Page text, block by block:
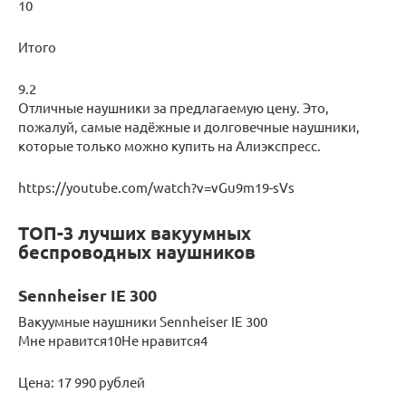
10
Итого
9.2
Отличные наушники за предлагаемую цену. Это,
пожалуй, самые надёжные и долговечные наушники,
которые только можно купить на Алиэкспресс.
https://youtube.com/watch?v=vGu9m19-sVs
ТОП-3 лучших вакуумных
беспроводных наушников
Sennheiser IE 300
Вакуумные наушники Sennheiser IE 300
Мне нравится10Не нравится4
Цена: 17 990 рублей